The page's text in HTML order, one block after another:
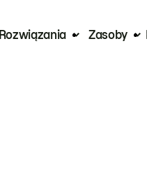
Rozwiązania Zasoby